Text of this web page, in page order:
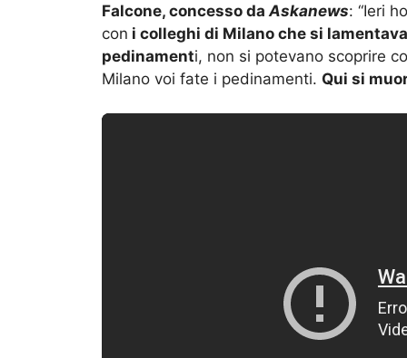
Falcone, concesso da Askanews: “Ieri
con i colleghi di Milano che si
pedinamenti, non si potevano scoprire
Milano voi fate i pedinamenti. Qui si